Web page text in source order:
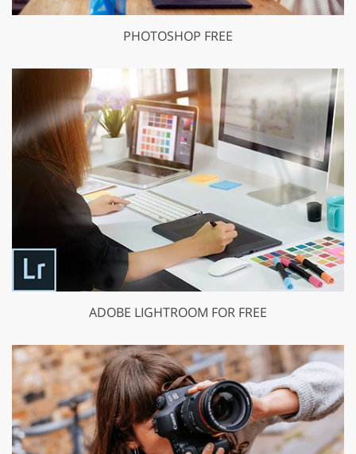
PHOTOSHOP FREE
ADOBE LIGHTROOM FOR FREE